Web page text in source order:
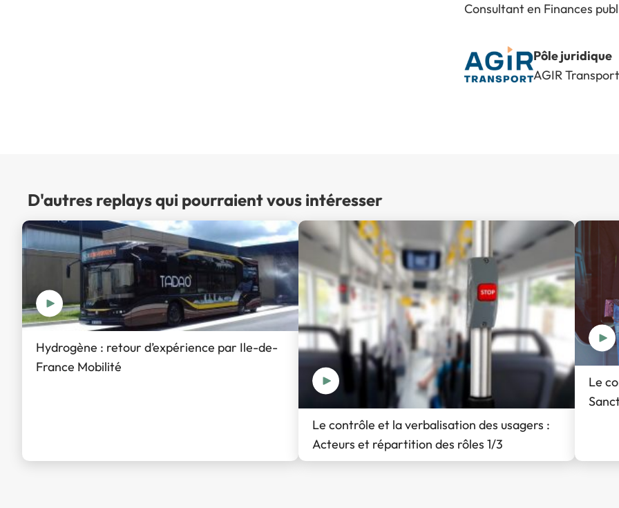
Consultant en Finances
Pôle juridique
AGIR Transport
D'autres replays qui pourraient vous intéresser
Hydrogène : retour d’expérience par Ile-de-
France Mobilité
Le contrôle et la verbalisation des usagers :
Acteurs et répartition des rôles 1/3
Le